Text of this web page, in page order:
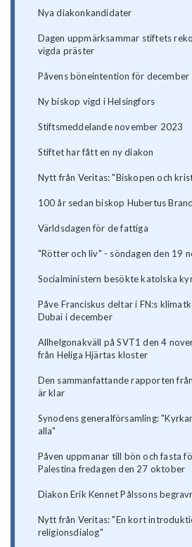
Nya diakonkandidater
Dagen uppmärksammar stiftets
vigda präster
Påvens böneintention för december
Ny biskop vigd i Helsingfors
Stiftsmeddelande november 2023
Stiftet har fått en ny diakon
Nytt från Veritas: "Biskopen och
100 år sedan biskop Hubertus
Världsdagen för de fattiga
"Rötter och liv" - söndagen den 19
Socialministern besökte katolska
Påve Franciskus deltar i FN:s
Dubai i december
Allhelgonakväll på SVT1 den 4
från Heliga Hjärtas kloster
Den sammanfattande rapporten
är klar
Synodens generalförsamling:
alla"
Påven uppmanar till bön och fasta
Palestina fredagen den 27 oktober
Diakon Erik Kennet Pålssons
Nytt från Veritas: "En kort
religionsdialog"